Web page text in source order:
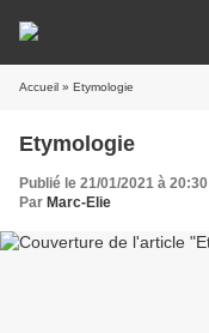
Accueil » Etymologie
Etymologie
Publié le 21/01/2021 à 20:30
Par Marc-Elie